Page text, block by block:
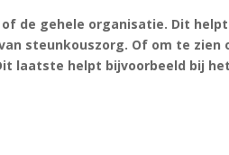
de gehele organisatie. Dit helpt
steunkouszorg. Of om te zien
laatste helpt bijvoorbeeld bij